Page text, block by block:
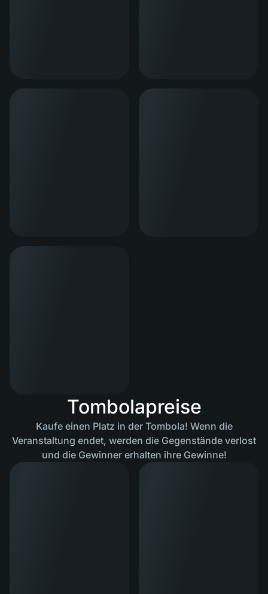
Tombolapreise
Kaufe einen Platz in der Tombola! Wenn die
Veranstaltung endet, werden die Gegenstände verlost
und die Gewinner erhalten ihre Gewinne!